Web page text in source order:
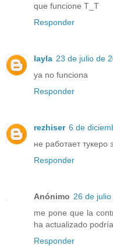
que funcione T_T
Responder
layla 23 de julio de
ya no funciona
Responder
rezhiser 6 de
не работает тукеро
Responder
Anónimo 26 de julio
me pone que la
ha actualizado
Responder